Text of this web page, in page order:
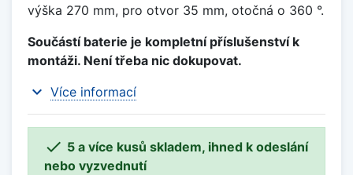
výška 270 mm, pro otvor 35 mm, otočná o 360 °.
Součástí baterie je kompletní příslušenství k
montáži. Není třeba nic dokupovat.
expand_more Více informací
 5 a více kusů skladem, ihned k odeslání
nebo vyzvednutí